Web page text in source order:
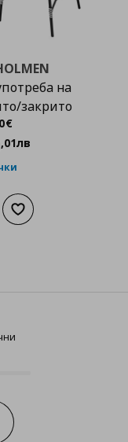
на
закрито
€
,01лв
в кошницата
Добави към
налични